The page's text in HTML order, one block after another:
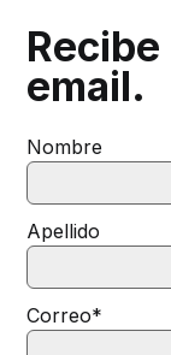
Recibe
email.
Nombre
Apellido
Correo*